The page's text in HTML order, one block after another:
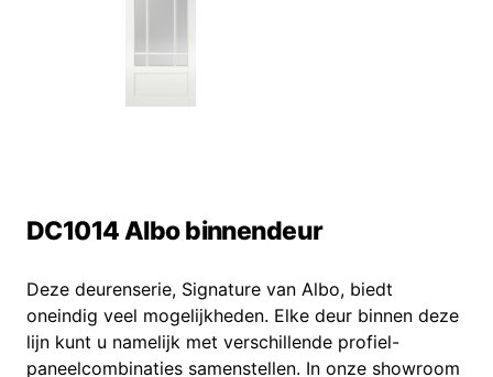
DC1014 Albo binnendeur
Deze deurenserie, Signature van Albo, biedt
oneindig veel mogelijkheden. Elke deur binnen deze
lijn kunt u namelijk met verschillende profiel-
paneelcombinaties samenstellen. In onze showroom